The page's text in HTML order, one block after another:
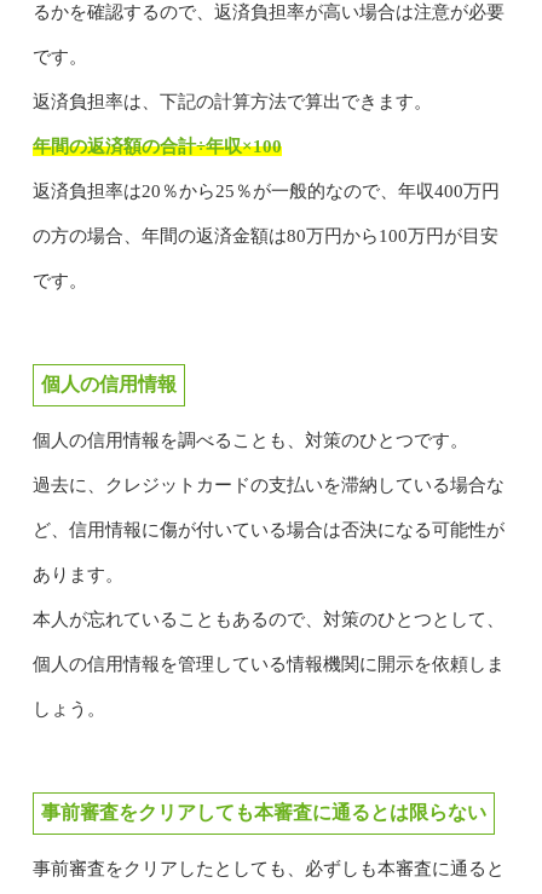
るかを確認するので、返済負担率が高い場合は注意が必要
です。
返済負担率は、下記の計算方法で算出できます。
年間の返済額の合計÷年収×100
返済負担率は20％から25％が一般的なので、年収400万円
の方の場合、年間の返済金額は80万円から100万円が目安
です。
個人の信用情報
個人の信用情報を調べることも、対策のひとつです。
過去に、クレジットカードの支払いを滞納している場合な
ど、信用情報に傷が付いている場合は否決になる可能性が
あります。
本人が忘れていることもあるので、対策のひとつとして、
個人の信用情報を管理している情報機関に開示を依頼しま
しょう。
事前審査をクリアしても本審査に通るとは限らない
事前審査をクリアしたとしても、必ずしも本審査に通ると